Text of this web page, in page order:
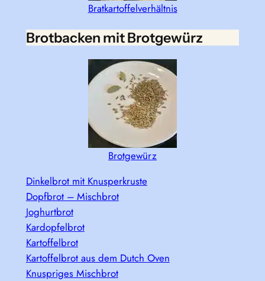
Bratkartoffelverhältnis
Brotbacken mit Brotgewürz
Brotgewürz
Dinkelbrot mit Knusperkruste
Dopfbrot – Mischbrot
Joghurtbrot
Kardopfelbrot
Kartoffelbrot
Kartoffelbrot aus dem Dutch Oven
Knuspriges Mischbrot